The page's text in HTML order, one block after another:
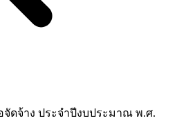
ดจ้าง ประจำปีงบประมาณ พ.ศ.